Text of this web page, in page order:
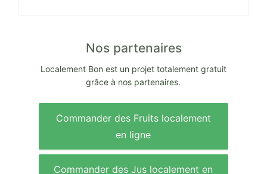
Nos partenaires
Localement Bon est un projet totalement gratuit
grâce à nos partenaires.
Commander des Fruits localement
en ligne
Commander des Jus localement en